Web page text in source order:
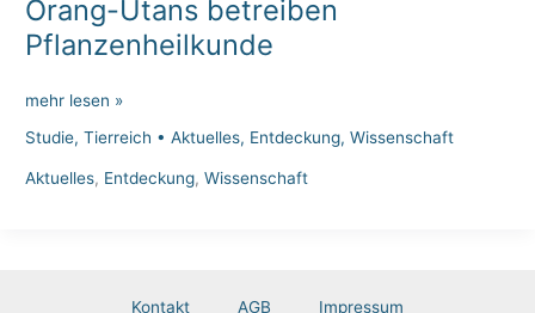
Orang-Utans betreiben
Pflanzenheilkunde
Orang-
betreiben
Pflanzenheilkunde
mehr lesen »
Studie, Tierreich • Aktuelles, Entdeckung, Wissenschaft
Aktuelles, Entdeckung, Wissenschaft
Kontakt AGB
Impressum